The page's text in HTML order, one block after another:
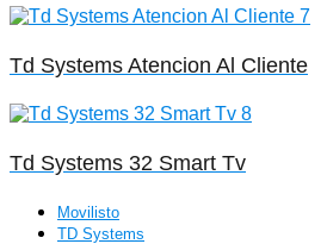
Td Systems Atencion Al Cliente
Td Systems 32 Smart Tv
Movilisto
TD Systems